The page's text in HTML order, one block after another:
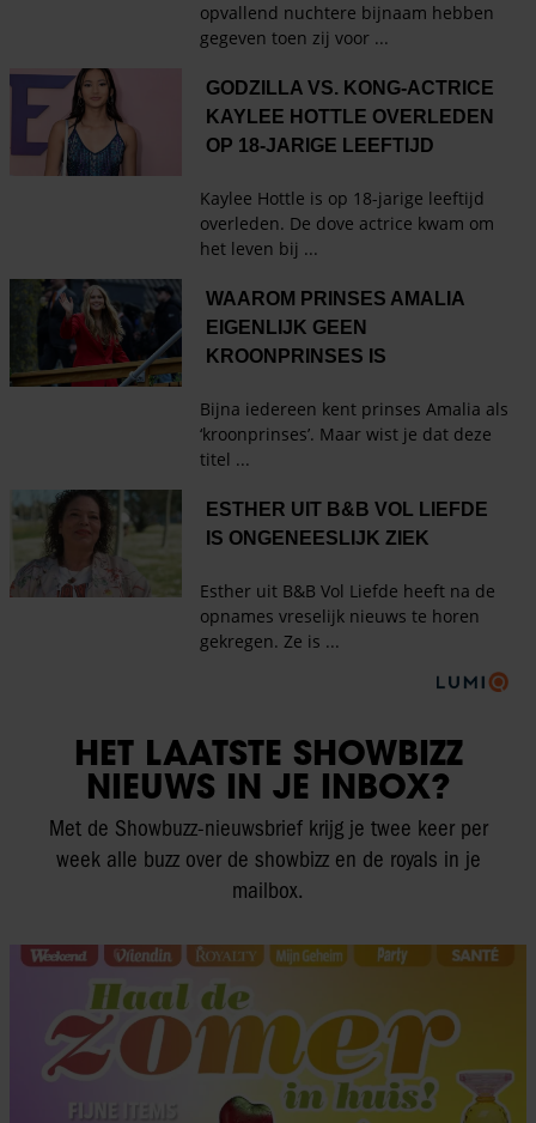
HET LAATSTE SHOWBIZZ
NIEUWS IN JE INBOX?
Met de Showbuzz-nieuwsbrief krijg je twee keer per
week alle buzz over de showbizz en de royals in je
mailbox.